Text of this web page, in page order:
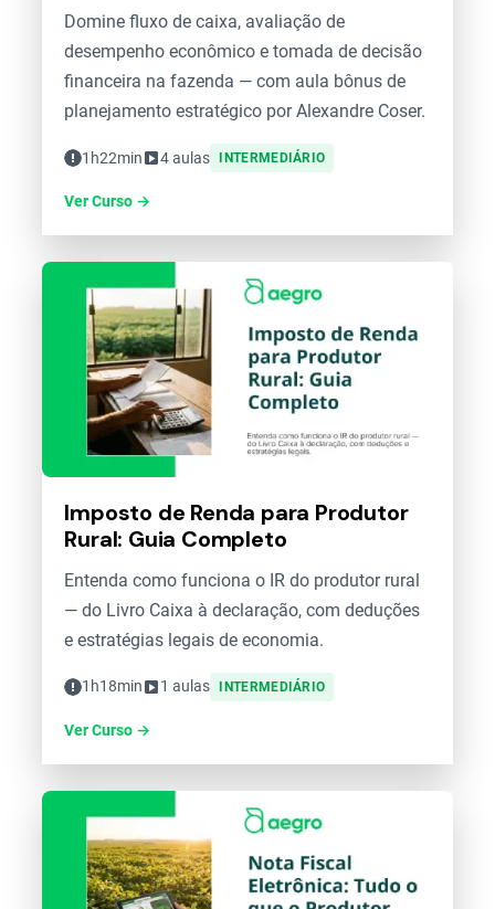
Domine fluxo de caixa, avaliação de
desempenho econômico e tomada de decisão
financeira na fazenda — com aula bônus de
planejamento estratégico por Alexandre Coser.
1h22min 4 aulas INTERMEDIÁRIO
Ver Curso →
Imposto de Renda para Produtor
Rural: Guia Completo
Entenda como funciona o IR do produtor rural
— do Livro Caixa à declaração, com deduções
e estratégias legais de economia.
1h18min 1 aulas INTERMEDIÁRIO
Ver Curso →